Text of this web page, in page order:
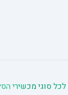
לכל סוגי מכשירי